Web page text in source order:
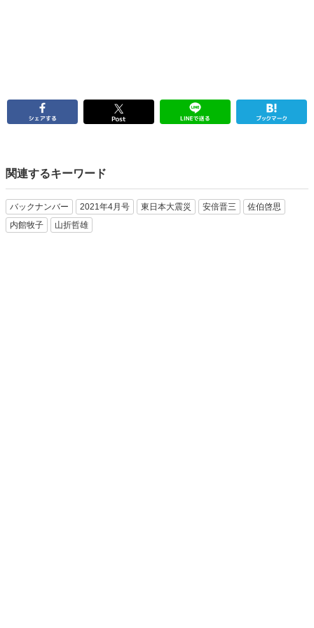
関連するキーワード
バックナンバー 2021年4月号 東日本大震災 安倍晋三
佐伯啓思
内館牧子
山折哲雄